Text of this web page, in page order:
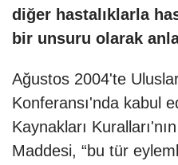
diğer hastalıklarla
bir unsuru olarak
Ağustos 2004'te
Konferansı'nda kabul
Kaynakları
Maddesi, “bu tür